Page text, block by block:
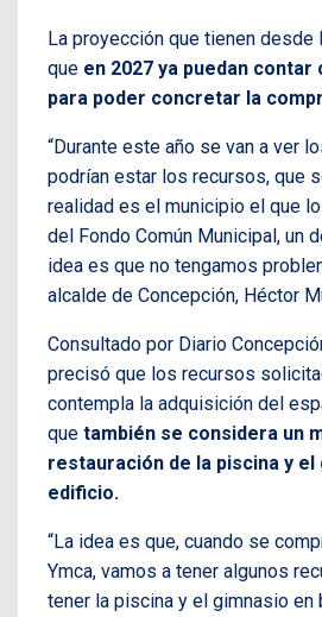
La proyección que tienen desde
que en 2027 ya puedan
para poder concretar la
“Durante este año se van a ver
podrían estar los recursos, que
realidad es el municipio el que
del Fondo Común Municipal, un
idea es que no tengamos
alcalde de Concepción, Héctor
Consultado por Diario
precisó que los recursos
contempla la adquisición del
que también se considera un
restauración de la piscina y el
edificio.
“La idea es que, cuando se
Ymca, vamos a tener algunos
tener la piscina y el gimnasio en